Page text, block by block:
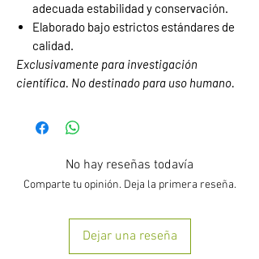
adecuada estabilidad y conservación.
Elaborado bajo estrictos estándares de
calidad.
Exclusivamente para investigación
científica. No destinado para uso humano.
No hay reseñas todavía
Comparte tu opinión. Deja la primera reseña.
Dejar una reseña